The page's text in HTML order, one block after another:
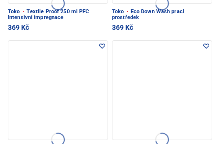
Toko · Textile Proof 250 ml PFC
Intensivní impregnace
369 Kč
Toko · Eco Down Wash prací
prostředek
369 Kč